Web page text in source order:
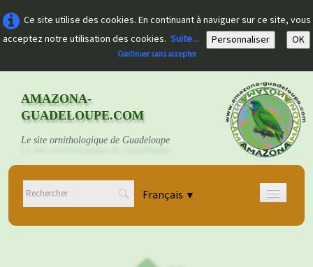
Ce site utilise des cookies. En continuant à naviguer sur ce site, vous
acceptez notre utilisation des cookies. Suite... Personnaliser OK
Continuer sans accepter
AMAZONA-
GUADELOUPE.COM
Le site ornithologique de Guadeloupe
Français ▼
Accueil